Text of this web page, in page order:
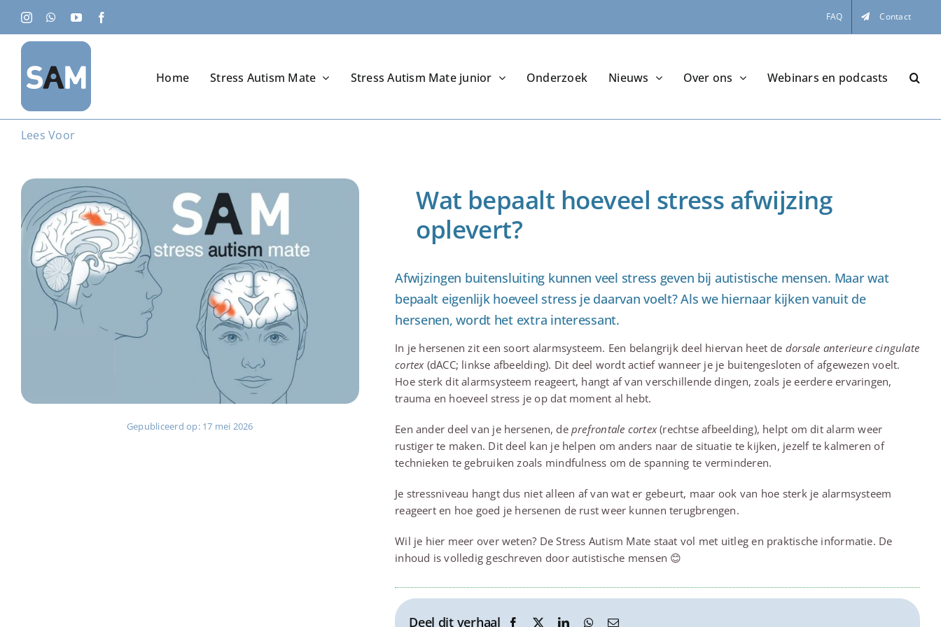
naar
inhoud
InstagramWhatsApp
YouTube FAQ Contact
Home Stress Autism Mate Stress Autism Mate junior Onderzoek Nieuws Over ons Webinars en podcasts
Lees Voor
Gepubliceerd op: 17 mei 2026
Wat bepaalt hoeveel stress afwijzing
oplevert?
Afwijzingen buitensluiting kunnen veel stress geven bij autistische mensen. Maar wat
bepaalt eigenlijk hoeveel stress je daarvan voelt? Als we hiernaar kijken vanuit de
hersenen, wordt het extra interessant.
In je hersenen zit een soort alarmsysteem. Een belangrijk deel hiervan heet de dorsale anterieure cingulate
cortex(dACC; linkse afbeelding). Dit deel wordt actief wanneer je je buitengesloten of afgewezen voelt.
Hoe sterk dit alarmsysteem reageert, hangt af van verschillende dingen, zoals je eerdere ervaringen,
trauma en hoeveel stress je op dat moment al hebt.
Een ander deel van je hersenen, de prefrontale cortex(rechtse afbeelding), helpt om dit alarm weer
rustiger te maken. Dit deel kan je helpen om anders naar de situatie te kijken, jezelf te kalmeren of
technieken te gebruiken zoals mindfulness om de spanning te verminderen.
Je stressniveau hangt dus niet alleen af van wat er gebeurt, maar ook van hoe sterk je alarmsysteem
reageert en hoe goed je hersenen de rust weer kunnen terugbrengen.
Wil je hier meer over weten? De Stress Autism Mate staat vol met uitleg en praktische informatie. De
inhoud is volledig geschreven door autistische mensen 😊
Deel dit verhaal